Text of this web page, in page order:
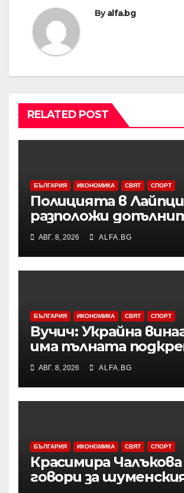
Byalfa.bg
RELATED POST
БЪЛГАРИЯ ИКОНОМИКА СВЯТ СПОРТ
Полицията в
разположи
специализиран радар
летището след
инцидента с
дрон
АВГ. 8, 2026 ALFA.BG
БЪЛГАРИЯ ИКОНОМИКА СВЯТ СПОРТ
Вучич: Украйна
има пълната
нашата страна по
европейския си път
АВГ. 8, 2026 ALFA.BG
БЪЛГАРИЯ ИКОНОМИКА СВЯТ СПОРТ
Красимира Чалъкова
говори за